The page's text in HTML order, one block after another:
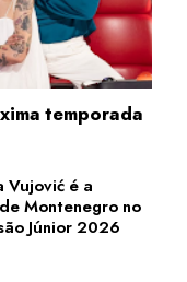
temporada
Vujović é a
Montenegro no
Júnior 2026